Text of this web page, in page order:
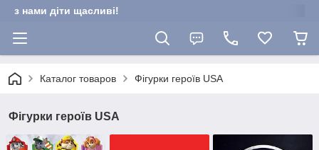
з нами діти щасливі!
Каталог товаров Фігурки героїв USA
Фігурки героїв USA